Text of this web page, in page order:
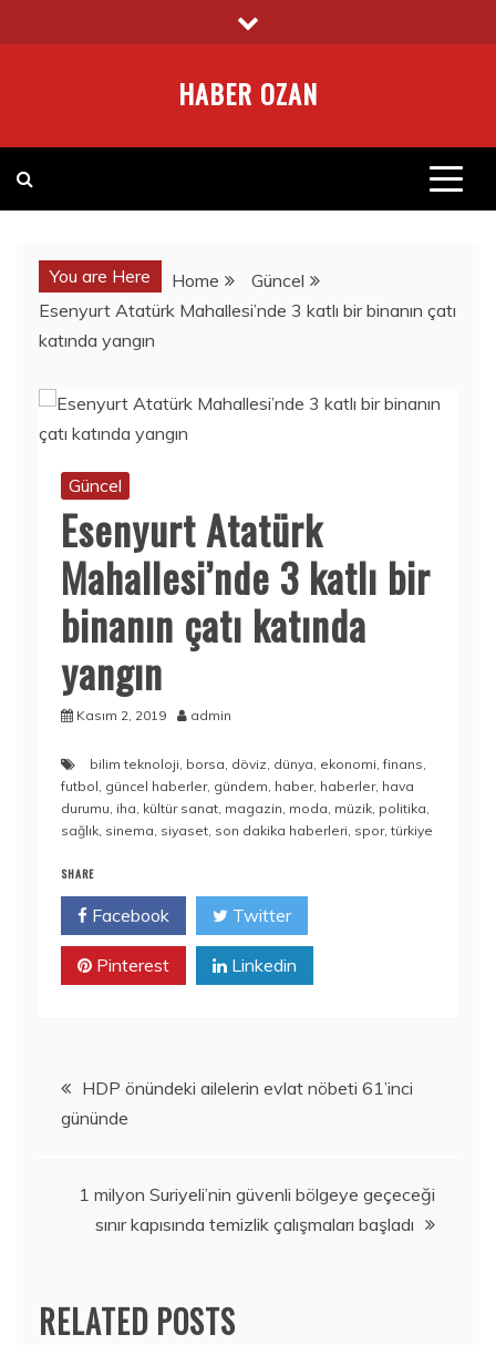
to
HABER OZAN
You are Here Home
Güncel
Esenyurt Atatürk Mahallesi’nde 3 katlı bir binanın çatı
katında yangın
Güncel
Esenyurt Atatürk
Mahallesi’nde 3 katlı bir
binanın çatı katında
yangın
Kasım 2, 2019 admin
bilim teknoloji, borsa, döviz, dünya, ekonomi,finans,
futbol, güncel haberler, gündem, haber, haberler, hava
durumu, iha, kültür sanat, magazin, moda, müzik, politika,
sağlık, sinema, siyaset, son dakika haberleri, spor,türkiye
SHARE
Facebook Twitter
Pinterest Linkedin
Yazı
gezinmesi
HDP önündeki ailelerin evlat nöbeti 61’inci
gününde
1 milyon Suriyeli’nin güvenli bölgeye geçeceği
sınır kapısında temizlik çalışmaları başladı
RELATED POSTS